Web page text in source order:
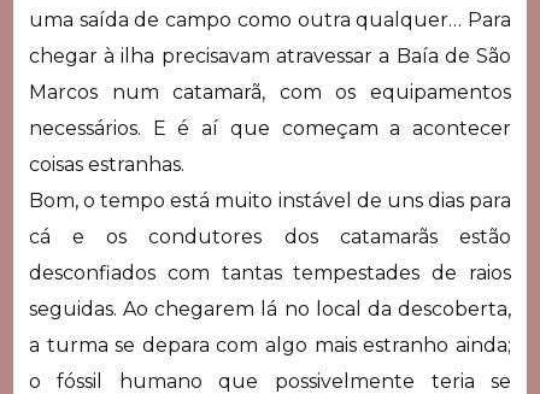
uma saída de campo como outra qualquer… Para
chegar à ilha precisavam atravessar a Baía de São
Marcos num catamarã, com os equipamentos
necessários. E é aí que começam a acontecer
coisas estranhas.
Bom, o tempo está muito instável de uns dias para
cá e os condutores dos catamarãs estão
desconfiados com tantas tempestades de raios
seguidas. Ao chegarem lá no local da descoberta,
a turma se depara com algo mais estranho ainda;
o fóssil humano que possivelmente teria se